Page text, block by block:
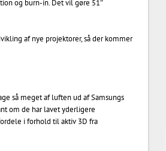
og burn-in. Det vil gøre 51″
af nye projektorer, så der kommer
så meget af luften ud af Samsungs
om de har lavet yderligere
i forhold til aktiv 3D fra